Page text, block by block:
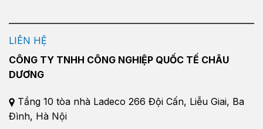
LIÊN HỆ
CÔNG TY TNHH CÔNG NGHIỆP QUỐC TẾ CHÂU
DƯƠNG
Tầng 10 tòa nhà Ladeco 266 Đội Cấn, Liễu Giai, Ba
Đình, Hà Nội